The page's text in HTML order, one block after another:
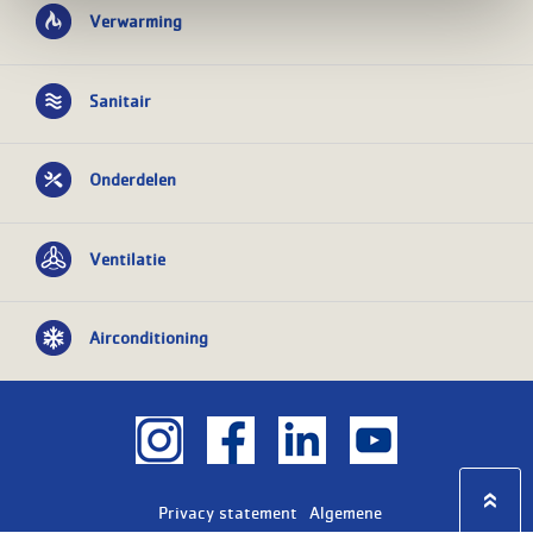
Verwarming
Sanitair
Onderdelen
Ventilatie
Airconditioning
Privacy statement Algemene